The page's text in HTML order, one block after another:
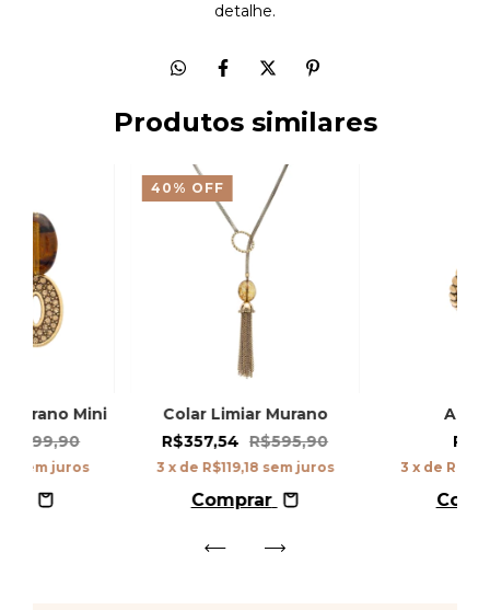
detalhe.
Produtos similares
Murano Mini
R$199,90
sem juros
40 % OFF
Colar Limiar Murano
R$357,54 R$595,90
3 x de R$119,18 sem juros
Comprar
Anel
3 x de